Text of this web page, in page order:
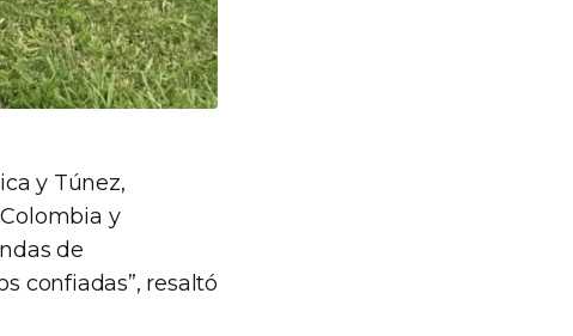
y Túnez,
y
de
confiadas”, resaltó